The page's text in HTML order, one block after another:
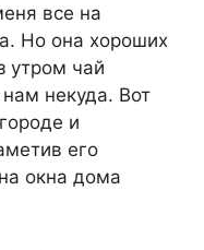
все на
Но она хороших
утром чай
некуда. Вот
и
его
окна дома